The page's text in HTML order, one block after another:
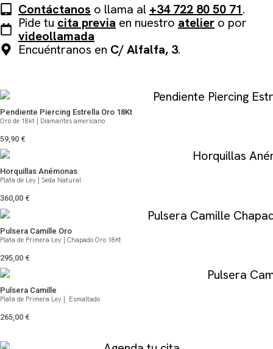
Contáctanos o llama al +34 722 80 50 71.
Pide tu cita previa en nuestro atelier o por
videollamada
Encuéntranos en C/ Alfalfa, 3.
Pendiente Piercing Estrella Oro 18Kt
Oro de 18kt | Diamantes americano
59,90 €
Horquillas Anémonas
Plata de Ley | Seda Natural
360,00 €
Pulsera Camille Oro
Plata de Primera Ley | Chapado Oro 18Kt
295,00 €
Pulsera Camille
Plata de Primera Ley | Esmaltado
265,00 €